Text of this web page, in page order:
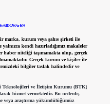
marka, kurum veya şahıs şirketi ile
kendi hazırladığımız makaleler
haber niteliği taşımamakta olup, gerçek
Gerçek kurum ve kişiler ile
bilgiler taslak halindedir ve
Teknolojileri ve İletişim Kurumu (BTK)
hizmet vermektedir. Bu nedenle,
veya araştırma yükümlülüğümüz